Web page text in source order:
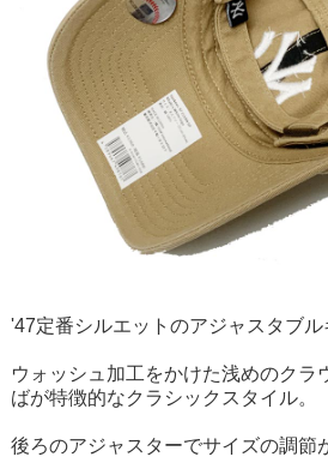
'47定番シルエットのアジャスタブル
ウォッシュ加工をかけた浅めのクラ
ばが特徴的なクラシックスタイル。
後ろのアジャスターでサイズの調節